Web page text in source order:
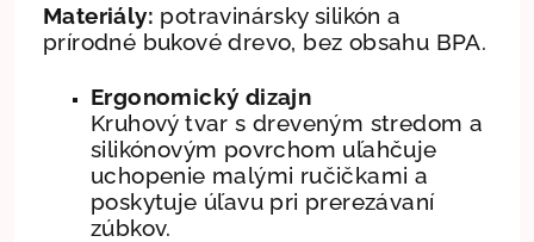
Materiály: potravinársky silikón a
prírodné bukové drevo, bez obsahu BPA.
Ergonomický dizajn
Kruhový tvar s dreveným stredom a
silikónovým povrchom uľahčuje
uchopenie malými ručičkami a
poskytuje úľavu pri prerezávaní
zúbkov.